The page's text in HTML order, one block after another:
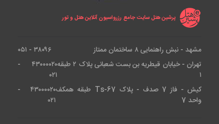
پرشین هتل سایت جامع رزرواسیون آنلاین هتل و تور
مشهد - نبش راهنمایی ۸ ساختمان ممتاز
۳۸۰۹۶ - ۰۵۱
تهران - خیابان قیطریه بن بست شعبانی پلاک ۲ طبقه
۱
۴۳۰۰۰۰۲۰ -
۰۲۱
کیش - فاز 7 صدف - پلاک Ts-67 طبقه همکف
واحد 7
۴۳۰۰۰۰۲۰ -
۰۲۱